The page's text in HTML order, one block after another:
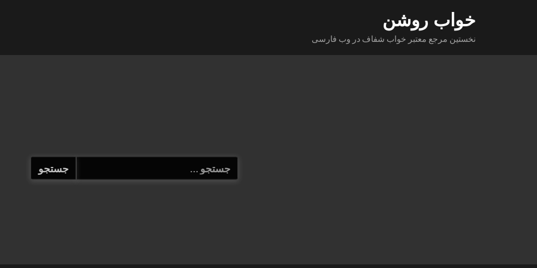
خواب روشن
نخستین مرجع معتبر خواب شفاف در وب فارسی
جستجو
برای: